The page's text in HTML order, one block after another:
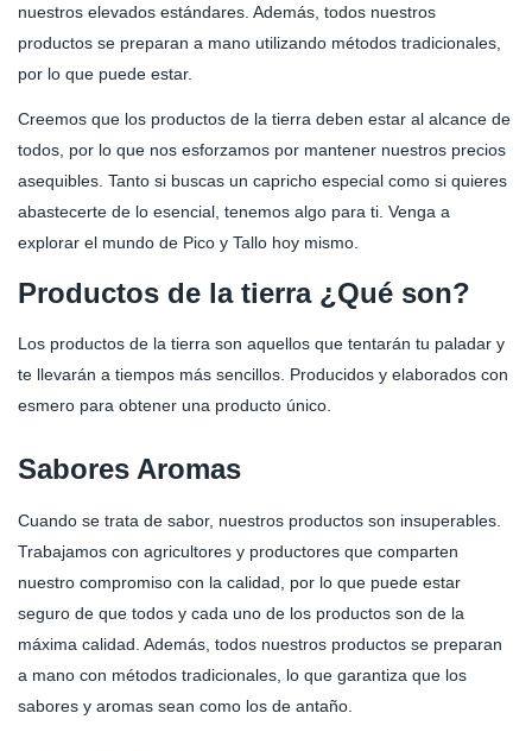
nuestros elevados estándares. Además, todos nuestros
productos se preparan a mano utilizando métodos tradicionales,
por lo que puede estar.
Creemos que los productos de la tierra deben estar al alcance de
todos, por lo que nos esforzamos por mantener nuestros precios
asequibles. Tanto si buscas un capricho especial como si quieres
abastecerte de lo esencial, tenemos algo para ti. Venga a
explorar el mundo de Pico y Tallo hoy mismo.
Productos de la tierra ¿Qué son?
Los productos de la tierra son aquellos que tentarán tu paladar y
te llevarán a tiempos más sencillos. Producidos y elaborados con
esmero para obtener una producto único.
Sabores Aromas
Cuando se trata de sabor, nuestros productos son insuperables.
Trabajamos con agricultores y productores que comparten
nuestro compromiso con la calidad, por lo que puede estar
seguro de que todos y cada uno de los productos son de la
máxima calidad. Además, todos nuestros productos se preparan
a mano con métodos tradicionales, lo que garantiza que los
sabores y aromas sean como los de antaño.